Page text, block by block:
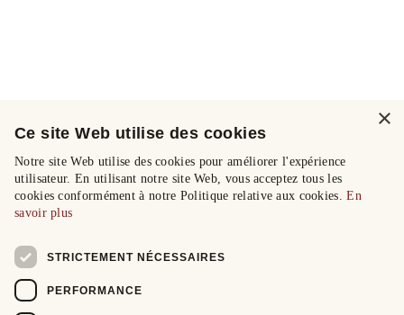
×
Ce site Web utilise des cookies
Notre site Web utilise des cookies pour améliorer l'expérience
utilisateur. En utilisant notre site Web, vous acceptez tous les
cookies conformément à notre Politique relative aux cookies.En
savoir plus
STRICTEMENT NÉCESSAIRES
PERFORMANCE